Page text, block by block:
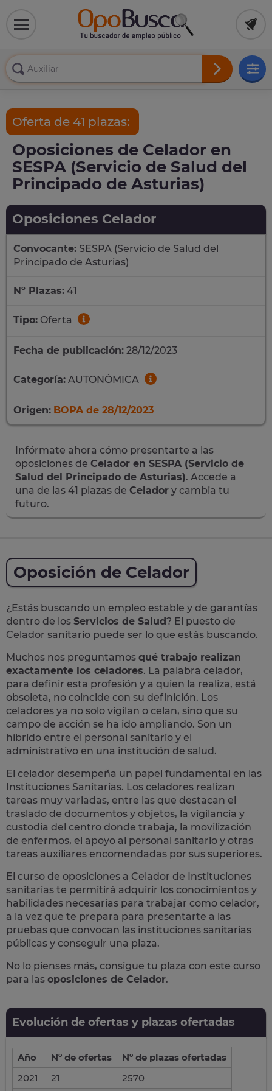
Oferta de 41 plazas:
Oposiciones de Celador en
SESPA (Servicio de Salud del
Principado de Asturias)
Oposiciones Celador
Convocante: SESPA (Servicio de Salud del
Principado de Asturias)
Nº Plazas: 41
Tipo: Oferta
Fecha de publicación: 28/12/2023
Categoría: AUTONÓMICA
Origen: BOPA de 28/12/2023
Infórmate ahora cómo presentarte a las
oposiciones de Celador en SESPA (Servicio de
Salud del Principado de Asturias). Accede a
una de las 41 plazas de Celador y cambia tu
futuro.
Oposición de Celador
¿Estás buscando un empleo estable y de garantías
dentro de los Servicios de Salud? El puesto de
Celador sanitario puede ser lo que estás buscando.
Muchos nos preguntamos qué trabajo realizan
exactamente los celadores. La palabra celador,
para definir esta profesión y a quien la realiza, está
obsoleta, no coincide con su definición. Los
celadores ya no solo vigilan o celan, sino que su
campo de acción se ha ido ampliando. Son un
híbrido entre el personal sanitario y el
administrativo en una institución de salud.
El celador desempeña un papel fundamental en las
Instituciones Sanitarias. Los celadores realizan
tareas muy variadas, entre las que destacan el
traslado de documentos y objetos, la vigilancia y
custodia del centro donde trabaja, la movilización
de enfermos, el apoyo al personal sanitario y otras
tareas auxiliares encomendadas por sus superiores.
El curso de oposiciones a Celador de Instituciones
sanitarias te permitirá adquirir los conocimientos y
habilidades necesarias para trabajar como celador,
a la vez que te prepara para presentarte a las
pruebas que convocan las instituciones sanitarias
públicas y conseguir una plaza.
No lo pienses más, consigue tu plaza con este curso
para las oposiciones de Celador.
Evolución de ofertas y plazas ofertadas
Año Nº de ofertas
Nº de plazas ofertadas
2021
21 2570